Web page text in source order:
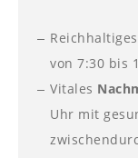
von 7:30 bis
Vitales
Uhr mit